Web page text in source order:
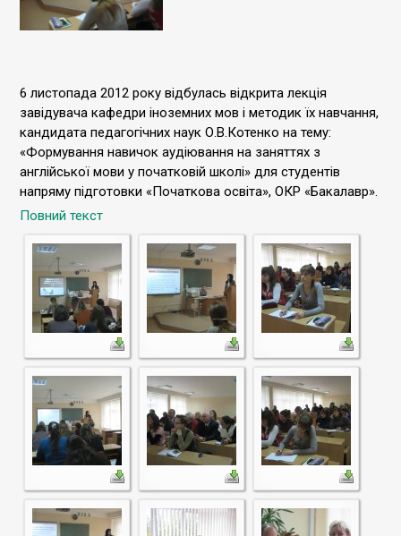
6 листопада 2012 року відбулась відкрита лекція
завідувача кафедри іноземних мов і методик їх навчання,
кандидата педагогічних наук О.В.Котенко на тему:
«Формування навичок аудіювання на заняттях з
англійської мови у початковій школі» для студентів
напряму підготовки «Початкова освіта», ОКР «Бакалавр».
Повний текст